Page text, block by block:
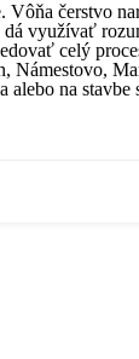
čerstvo
využívať
celý
Námestovo,
na stavbe